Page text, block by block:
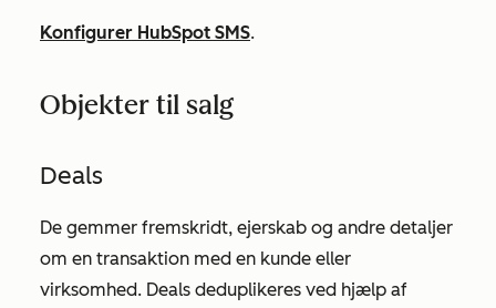
Konfigurer HubSpot SMS.
Objekter til salg
Deals
De gemmer fremskridt, ejerskab og andre detaljer
om en transaktion med en kunde eller
virksomhed. Deals deduplikeres ved hjælp af